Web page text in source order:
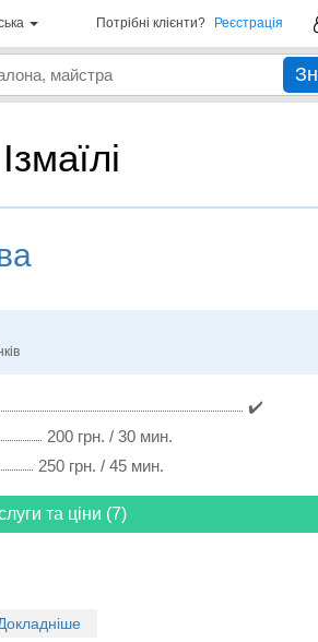
Потрібні клієнти? Реєстрація
✔️
200 грн. / 30 мин.
250 грн. / 45 мин.
та ціни (7)